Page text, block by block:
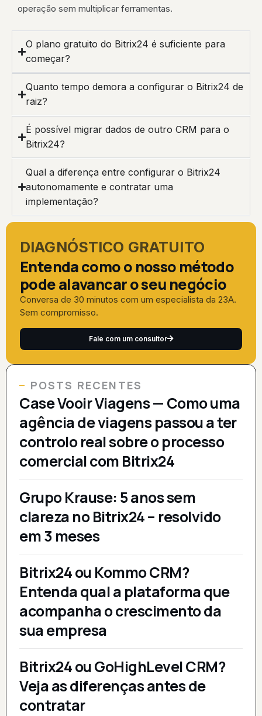
operação sem multiplicar ferramentas.
O plano gratuito do Bitrix24 é suficiente para
começar?
Quanto tempo demora a configurar o Bitrix24 de
raiz?
É possível migrar dados de outro CRM para o
Bitrix24?
Qual a diferença entre configurar o Bitrix24
autonomamente e contratar uma
implementação?
DIAGNÓSTICO GRATUITO
Entenda como o nosso método
pode alavancar o seu negócio
Conversa de 30 minutos com um especialista da 23A.
Sem compromisso.
Fale com um consultor
POSTS RECENTES
Case Vooir Viagens — Como uma
agência de viagens passou a ter
controlo real sobre o processo
comercial com Bitrix24
Grupo Krause: 5 anos sem
clareza no Bitrix24 – resolvido
em 3 meses
Bitrix24 ou Kommo CRM?
Entenda qual a plataforma que
acompanha o crescimento da
sua empresa
Bitrix24 ou GoHighLevel CRM?
Veja as diferenças antes de
contratar